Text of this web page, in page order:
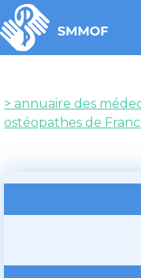
> annuaire des
ostéopathes de